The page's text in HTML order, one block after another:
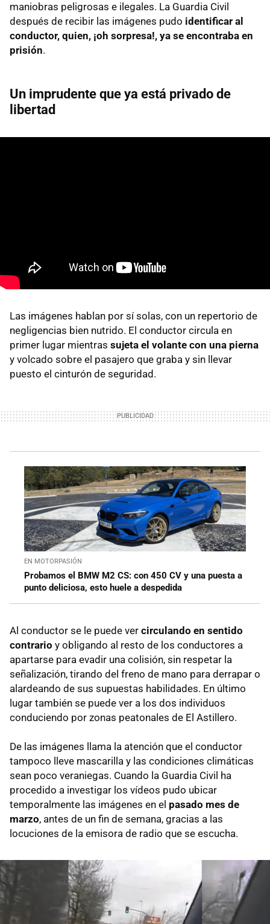
maniobras peligrosas e ilegales. La Guardia Civil
después de recibir las imágenes pudo identificar al
conductor, quien, ¡oh sorpresa!, ya se encontraba en
prisión.
Un imprudente que ya está privado de
libertad
Las imágenes hablan por sí solas, con un repertorio de
negligencias bien nutrido. El conductor circula en
primer lugar mientras sujeta el volante con una pierna
y volcado sobre el pasajero que graba y sin llevar
puesto el cinturón de seguridad.
EN MOTORPASIÓN
Probamos el BMW M2 CS: con 450 CV y una puesta a
punto deliciosa, esto huele a despedida
Al conductor se le puede ver circulando en sentido
contrario y obligando al resto de los conductores a
apartarse para evadir una colisión, sin respetar la
señalización, tirando del freno de mano para derrapar o
alardeando de sus supuestas habilidades. En último
lugar también se puede ver a los dos individuos
conduciendo por zonas peatonales de El Astillero.
De las imágenes llama la atención que el conductor
tampoco lleve mascarilla y las condiciones climáticas
sean poco veraniegas. Cuando la Guardia Civil ha
procedido a investigar los vídeos pudo ubicar
temporalmente las imágenes en el pasado mes de
marzo, antes de un fin de semana, gracias a las
locuciones de la emisora de radio que se escucha.